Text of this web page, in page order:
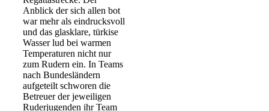
Anblick der sich allen bot
war mehr als eindrucksvoll
und das glasklare, türkise
Wasser lud bei warmen
Temperaturen nicht nur
zum Rudern ein. In Teams
nach Bundesländern
aufgeteilt schworen die
Betreuer der jeweiligen
Ruderjugenden ihr Team